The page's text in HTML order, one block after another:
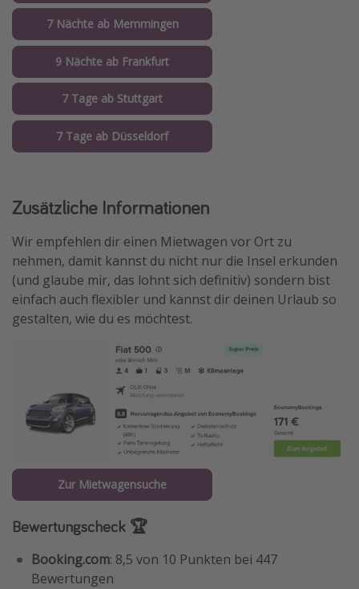
7 Nächte ab Memmingen
9 Nächte ab Frankfurt
7 Tage ab Stuttgart
7 Tage ab Düsseldorf
Zusätzliche Informationen
Wir empfehlen dir einen Mietwagen vor Ort zu
nehmen, damit kannst du nicht nur die Insel erkunden
(und glaube mir, das lohnt sich definitiv) sondern bist
einfach auch flexibler und kannst dir deinen Urlaub so
gestalten, wie du es möchtest.
Zur Mietwagensuche
Bewertungscheck 🏆
Booking.com: 8,5 von 10 Punkten bei 447
Bewertungen